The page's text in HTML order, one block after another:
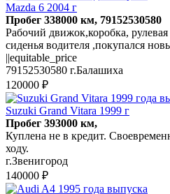
Mazda 6 2004 г
Пробег 338000 км, 79152530580
Рабочий движок,коробка,
сиденья водителя ,покупался
||equitable_price
79152530580 г.Балашиха
120000 ₽
Suzuki Grand Vitara 1999 г
Пробег 393000 км,
Куплена не в кредит.
ходу.
г.Звенигород
140000 ₽